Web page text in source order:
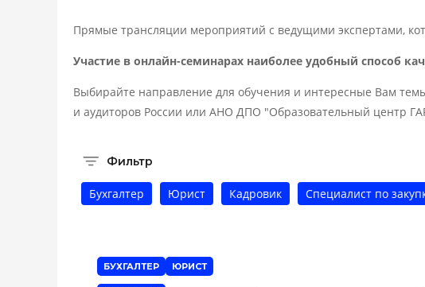
Прямые трансляции мероприятий с ведущими экспертами,
Участие в онлайн-семинарах наиболее удобный способ
Выбирайте направление для обучения и интересные Вам
и аудиторов России или АНО ДПО "Образовательный центр
Фильтр
Бухгалтер Юрист Кадровик Специалист по
БУХГАЛТЕР ЮРИСТ